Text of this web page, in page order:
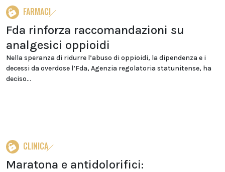
FARMACI
Fda rinforza raccomandazioni su
analgesici oppioidi
Nella speranza di ridurre l’abuso di oppioidi, la dipendenza e i
decessi da overdose l’Fda, Agenzia regolatoria statunitense, ha
deciso...
CLINICA
Maratona e antidolorifici: